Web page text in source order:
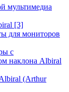
мультимедиа
[3]
для мониторов
с
наклона Albiral
(Arthur